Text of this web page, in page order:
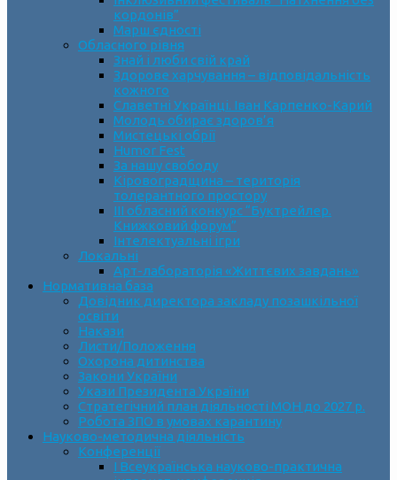
кордонів”
Марш єдності
Обласного рівня
Знай і люби свій край
Здорове харчування – відповідальність
кожного
Славетні Українці. Іван Карпенко-Карий
Молодь обирає здоров’я
Мистецькі обрії
Humor Fest
За нашу свободу
Кіровоградщина – територія
толерантного простору
ІII обласний конкурс “Буктрейлер.
Книжковий форум”
Інтелектуальні ігри
Локальні
Арт-лабораторія «Життєвих завдань»
Нормативна база
Довідник директора закладу позашкільної
освіти
Накази
Листи/Положення
Охорона дитинства
Закони України
Укази Президента України
Стратегічний план діяльності МОН до 2027 р.
Робота ЗПО в умовах карантину
Науково-методична діяльність
Конференції
І Всеукраїнська науково-практична